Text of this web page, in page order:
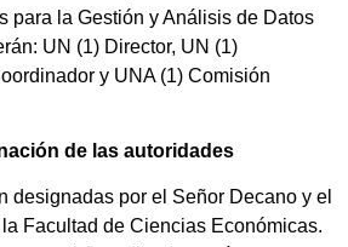
para la Gestión y Análisis de Datos
UN (1) Director, UN (1)
y UNA (1) Comisión
de las autoridades
designadas por el Señor Decano y el
Facultad de Ciencias Económicas.